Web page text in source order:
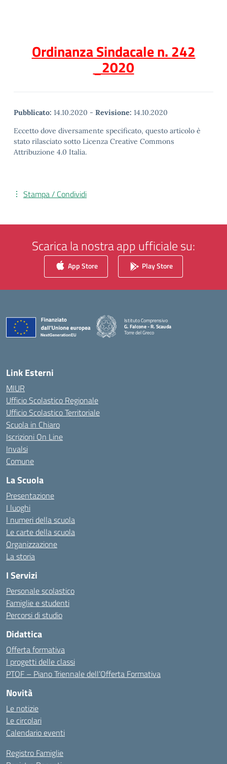
Ordinanza Sindacale n. 242
_2020
Pubblicato: 14.10.2020 - Revisione: 14.10.2020
Eccetto dove diversamente specificato, questo articolo è
stato rilasciato sotto Licenza Creative Commons
Attribuzione 4.0 Italia.
Stampa / Condividi
Scarica la nostra app ufficiale su:
App Store Play Store
Istituto Comprensivo
G. Falcone - R. Scauda
Torre del Greco
Link Esterni
MIUR
Ufficio Scolastico Regionale
Ufficio Scolastico Territoriale
Scuola in Chiaro
Iscrizioni On Line
Invalsi
Comune
La Scuola
Presentazione
I luoghi
I numeri della scuola
Le carte della scuola
Organizzazione
La storia
I Servizi
Personale scolastico
Famiglie e studenti
Percorsi di studio
Didattica
Offerta formativa
I progetti delle classi
PTOF – Piano Triennale dell’Offerta Formativa
Novità
Le notizie
Le circolari
Calendario eventi
Registro Famiglie